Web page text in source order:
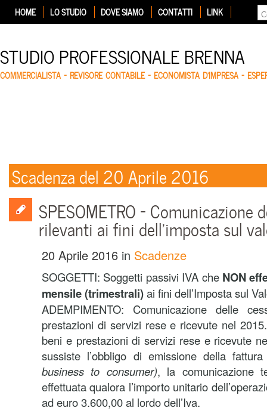
HOME LO STUDIO DOVE SIAMO CONTATTI LINK
STUDIO PROFESSIONALE BRENNA
COMMERCIALISTA – REVISORE CONTABILE – ECONOMISTA D'IMPRESA –
Scadenza del 20 Aprile 2016
SPESOMETRO – Comunicazione
rilevanti ai fini dell’imposta sul
20 Aprile 2016 in Scadenze
SOGGETTI: Soggetti passivi IVA che NON
mensile (trimestrali)ai fini dell’Imposta sul
ADEMPIMENTO: Comunicazione delle
prestazioni di servizi rese e ricevute nel
beni e prestazioni di servizi rese e ricevute
sussiste l’obbligo di emissione della
business to consumer), la comunicazione
effettuata qualora l’importo unitario
ad euro 3.600,00 al lordo dell’Iva.